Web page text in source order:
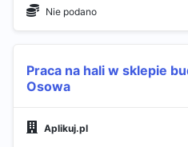
Nie podano
Praca na hali w sklepie
Osowa
Aplikuj.pl